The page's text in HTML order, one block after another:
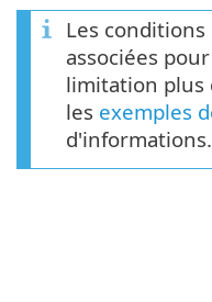
Les
associées
limitation plus
les exemples
d'informations.